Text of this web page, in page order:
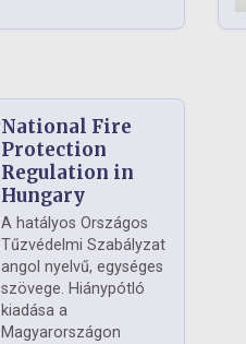
National Fire
Protection
Regulation in
Hungary
A hatályos Országos
Tűzvédelmi Szabályzat
angol nyelvű, egységes
szövege. Hiánypótló
kiadása a
Magyarországon